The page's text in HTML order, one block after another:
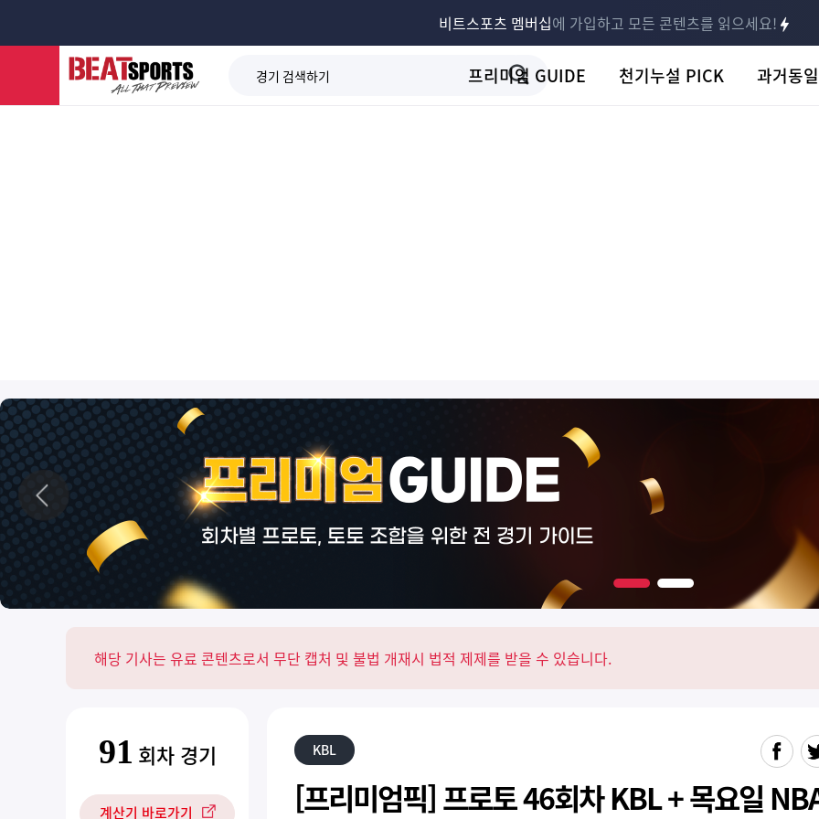
비트스포츠 멤버십에 가입하고 모든 콘텐츠를 읽으세요!
프리미엄 GUIDE 천기누설 PICK 과거동
다음
해당 기사는 유료 콘텐츠로서 무단 캡처 및 불법 개재시 법적 제제를 받을 수 있습니다.
91 회차 경기
계산기 바로가기
KBL
[프리미엄픽] 프로토 46회차 KBL + 목요일